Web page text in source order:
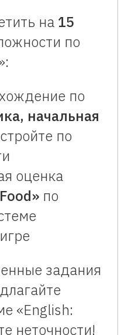
на 15
по
по
начальная
по
оценка
по
задания
«English:
неточности!